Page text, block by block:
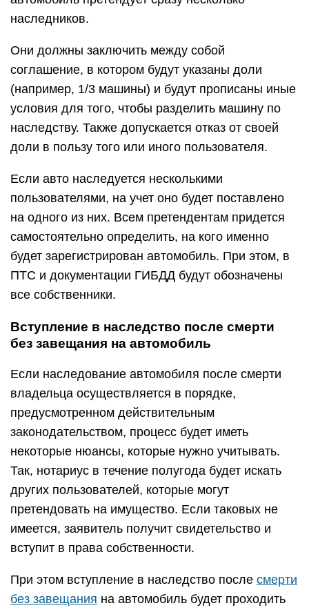
наследников.
Они должны заключить между собой
соглашение, в котором будут указаны доли
(например, 1/3 машины) и будут прописаны иные
условия для того, чтобы разделить машину по
наследству. Также допускается отказ от своей
доли в пользу того или иного пользователя.
Если авто наследуется несколькими
пользователями, на учет оно будет поставлено
на одного из них. Всем претендентам придется
самостоятельно определить, на кого именно
будет зарегистрирован автомобиль. При этом, в
ПТС и документации ГИБДД будут обозначены
все собственники.
Вступление в наследство после смерти
без завещания на автомобиль
Если наследование автомобиля после смерти
владельца осуществляется в порядке,
предусмотренном действительным
законодательством, процесс будет иметь
некоторые нюансы, которые нужно учитывать.
Так, нотариус в течение полугода будет искать
других пользователей, которые могут
претендовать на имущество. Если таковых не
имеется, заявитель получит свидетельство и
вступит в права собственности.
При этом вступление в наследство после смерти
без завещания на автомобиль будет проходить